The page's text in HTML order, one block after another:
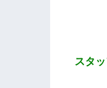
スタ